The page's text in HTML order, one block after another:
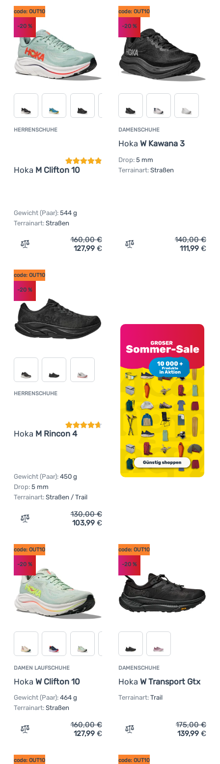
HERRENSCHUHE
Hoka M Clifton 10
Kundenbewertung
code: OUT10
-20 %
Gewicht (Paar): 544 g
Terrainart: Straßen
Zum Vergleich 'Herrenschuhe Hoka M Clifton 10'
160,00€
127,99 €
DAMENSCHUHE
Hoka W Kawana 3
code: OUT10
-20%
Drop: 5 mm
Terrainart: Straßen
Zum Vergleich
140,00€
111,99 €
HERRENSCHUHE
Hoka M Rincon 4
Kundenbewertung
code: OUT10
-20 %
Gewicht (Paar): 450 g
Drop: 5 mm
Terrainart: Straßen / Trail
Zum Vergleich 'Herrenschuhe Hoka M Rincon 4'
130,00€
103,99 €
DAMEN LAUFSCHUHE
Hoka W Clifton 10
code: OUT10
-20 %
Gewicht (Paar): 464 g
Terrainart: Straßen
Zum Vergleich 'Damen Laufschuhe Hoka W Clifton 10'
160,00€
127,99 €
DAMENSCHUHE
Hoka W Transport Gtx
code: OUT10
-20%
Terrainart: Trail
Zum Vergleich
175,00€
139,99 €
code: OUT10 code: OUT10